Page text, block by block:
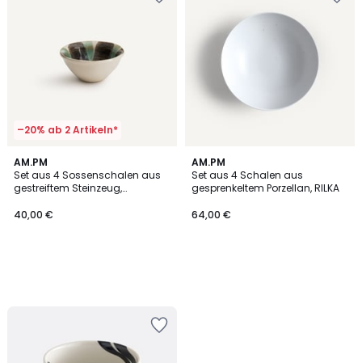
–20% ab 2 Artikeln*
AM.PM
Set aus 4 Sossenschalen aus
gestreiftem Steinzeug,
40,00 €
AM.PM
Set aus 4 Schalen aus
gesprenkeltem Porzellan, RILKA
64,00 €